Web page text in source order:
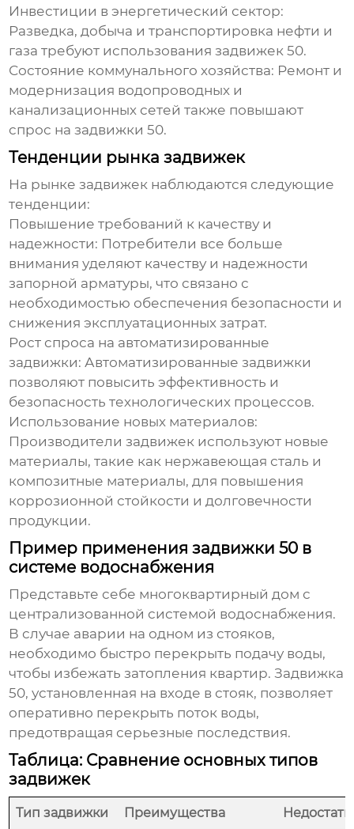
Инвестиции в энергетический сектор:
Разведка, добыча и транспортировка нефти и
газа требуют использованиязадвижек 50.
Состояние коммунального хозяйства: Ремонт и
модернизация водопроводных и
канализационных сетей также повышают
спрос назадвижки 50.
Тенденции рынка задвижек
На рынке задвижек наблюдаются следующие
тенденции:
Повышение требований к качеству и
надежности: Потребители все больше
внимания уделяют качеству и надежности
запорной арматуры, что связано с
необходимостью обеспечения безопасности и
снижения эксплуатационных затрат.
Рост спроса на автоматизированные
задвижки: Автоматизированные задвижки
позволяют повысить эффективность и
безопасность технологических процессов.
Использование новых материалов:
Производители задвижек используют новые
материалы, такие как нержавеющая сталь и
композитные материалы, для повышения
коррозионной стойкости и долговечности
продукции.
Пример применения задвижки 50 в
системе водоснабжения
Представьте себе многоквартирный дом с
централизованной системой водоснабжения.
В случае аварии на одном из стояков,
необходимо быстро перекрыть подачу воды,
чтобы избежать затопления квартир.Задвижка
50, установленная на входе в стояк, позволяет
оперативно перекрыть поток воды,
предотвращая серьезные последствия.
Таблица: Сравнение основных типов
задвижек
Тип задвижки Преимущества